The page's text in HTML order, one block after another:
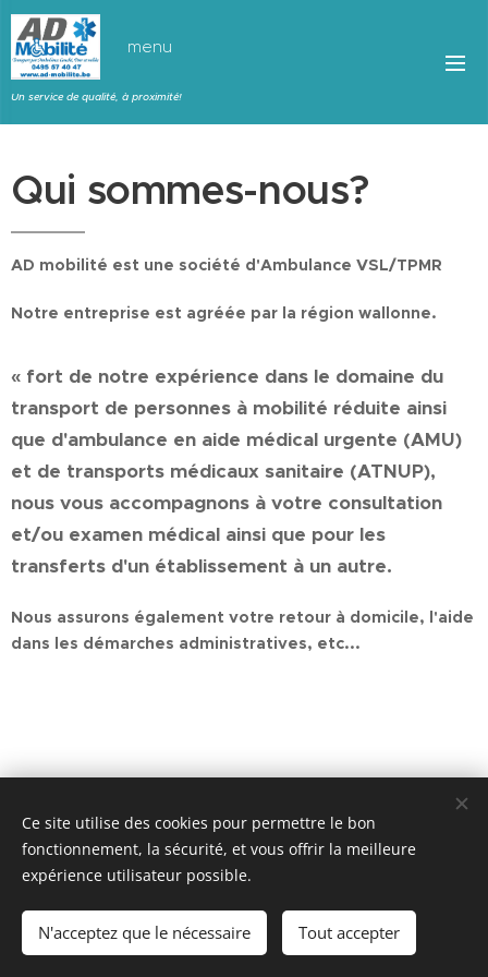
menu
Un service de qualité, à proximité!
Qui sommes-nous?
AD mobilité est une société d'Ambulance VSL/TPMR
Notre entreprise est agréée par la région wallonne.
« fort de notre expérience dans le domaine du
transport de personnes à mobilité réduite ainsi
que d'ambulance en aide médical urgente (AMU)
et de transports médicaux sanitaire (ATNUP),
nous vous accompagnons à votre consultation
et/ou examen médical ainsi que pour les
transferts d'un établissement à un autre.
Nous assurons également votre retour à domicile, l'aide
dans les démarches administratives, etc...
Cookies
Ce site utilise des cookies pour permettre le bon
fonctionnement, la sécurité, et vous offrir la meilleure
expérience utilisateur possible.
N'acceptez que le nécessaire Tout accepter